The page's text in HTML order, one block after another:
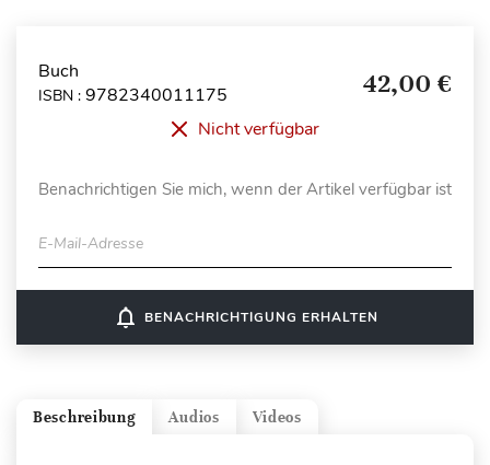
Buch
ISBN : 9782340011175 42,00 €
Nicht verfügbar
Benachrichtigen Sie mich, wenn der Artikel verfügbar ist
E-Mail-Adresse
notifications_none BENACHRICHTIGUNG ERHALTEN
Videos
Audios
Beschreibung